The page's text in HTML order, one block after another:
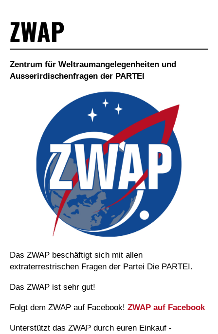
ZWAP
Zentrum für Weltraumangelegenheiten und
Ausserirdischenfragen der PARTEI
Das ZWAP beschäftigt sich mit allen
extraterrestrischen Fragen der Partei Die PARTEI.
Das ZWAP ist sehr gut!
Folgt dem ZWAP auf Facebook! ZWAP auf Facebook
Unterstützt das ZWAP durch euren Einkauf -